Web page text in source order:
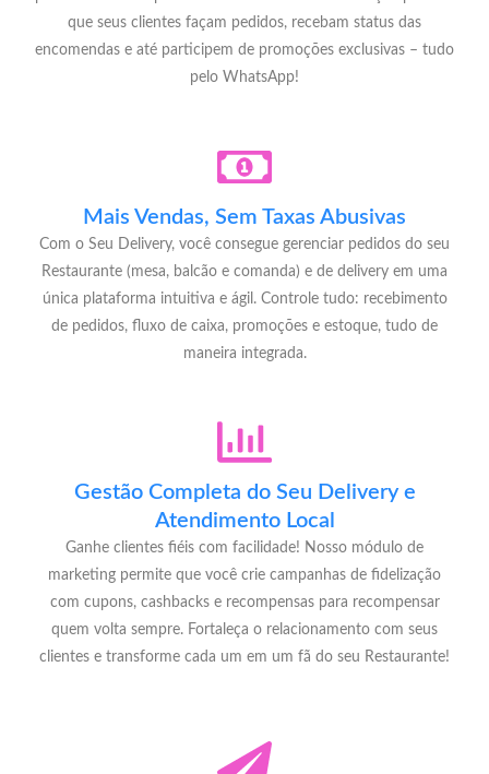
que seus clientes façam pedidos, recebam status das
encomendas e até participem de promoções exclusivas – tudo
pelo WhatsApp!
Mais Vendas, Sem Taxas Abusivas
Com o Seu Delivery, você consegue gerenciar pedidos do seu
Restaurante (mesa, balcão e comanda) e de delivery em uma
única plataforma intuitiva e ágil. Controle tudo: recebimento
de pedidos, fluxo de caixa, promoções e estoque, tudo de
maneira integrada.
Gestão Completa do Seu Delivery e
Atendimento Local
Ganhe clientes fiéis com facilidade! Nosso módulo de
marketing permite que você crie campanhas de fidelização
com cupons, cashbacks e recompensas para recompensar
quem volta sempre. Fortaleça o relacionamento com seus
clientes e transforme cada um em um fã do seu Restaurante!